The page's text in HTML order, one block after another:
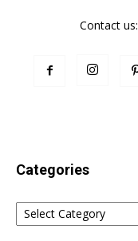
Contact us:
Categories
Categories